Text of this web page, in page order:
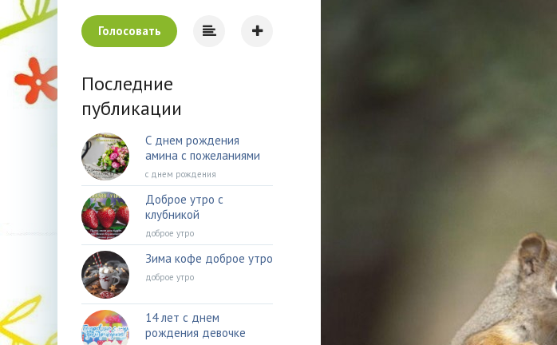
Голосовать
Последние
публикации
С днем рождения
амина с пожеланиями
с днем рождения
Доброе утро с
клубникой
доброе утро
Зима кофе доброе утро
доброе утро
14 лет с днем
рождения девочке